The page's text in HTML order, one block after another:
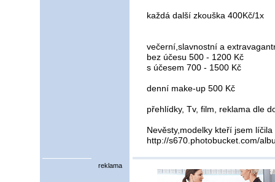
každá další zkouška 400Kč/1x
večerní,slavnostní a
bez účesu 500 - 1200 Kč
s účesem 700 - 1500 Kč
denní make-up 500 Kč
přehlídky, Tv, film, reklama dle
Nevěsty,modelky kteří jsem líčila
http://s670.photobucket.com/
reklama